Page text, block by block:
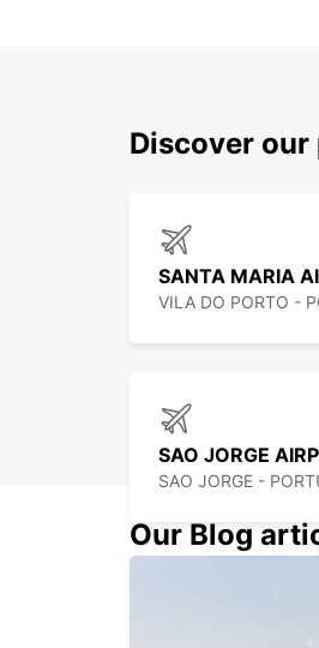
Discover our
SANTA MARIA
VILA DO PORTO -
SAO JORGE
SAO JORGE -